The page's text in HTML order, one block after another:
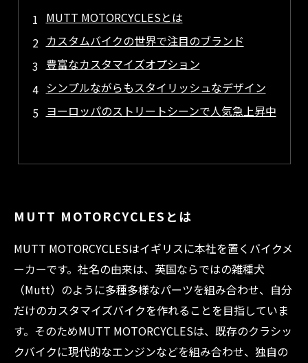
MUTT MOTORCYCLESとは
カスタムバイクの世界で注目のブランド
豊富なカスタマイズオプション
シンプルながらもスタイリッシュなデザイン
ヨーロッパのストリートシーンで人気急上昇中
MUTT MOTORCYCLESとは
MUTT MOTORCYCLESはイギリスに本社を置くバイクメ
ーカーです。社名の由来は、英国ならではの雑種犬
（Mutt）のように多種多様なパーツを組み合わせ、自分
だけのカスタマイズバイクを作れることを目指していま
す。そのためMUTT MOTORCYCLESは、既存のクラシッ
クバイクに現代的なエンジンなどを組み合わせ、独自の